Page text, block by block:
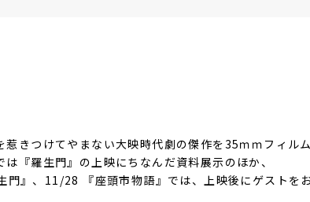
惹きつけてやまない大映時代劇の傑作を35ｍｍフィルム
は『羅生門』の上映にちなんだ資料展示のほか、
門』、11/28 『座頭市物語』では、上映後にゲストを